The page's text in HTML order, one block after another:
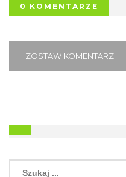
0 KOMENTARZE
ZOSTAW KOMENTARZ